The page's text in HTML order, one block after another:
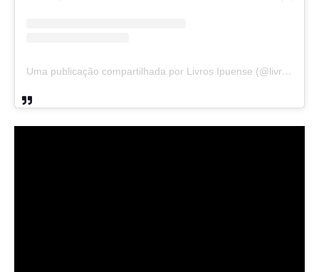
Uma publicação compartilhada por Livros Ipuense (@livraria.papelaria_ipuense)